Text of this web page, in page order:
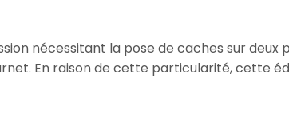
nécessitant la pose de caches sur deux
En raison de cette particularité, cette